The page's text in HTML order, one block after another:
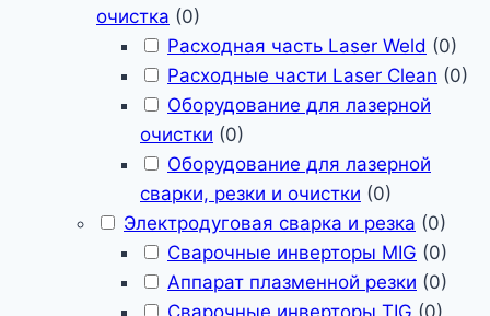
очистка (0)
Расходная часть Laser Weld (0)
Расходные части Laser Clean (0)
Оборудование для лазерной
очистки (0)
Оборудование для лазерной
сварки, резки и очистки (0)
Электродуговая сварка и резка (0)
Сварочные инверторы MIG (0)
Аппарат плазменной резки (0)